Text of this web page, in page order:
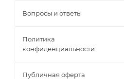
Вопросы и ответы
Политика
конфиденциальности
Публичная оферта